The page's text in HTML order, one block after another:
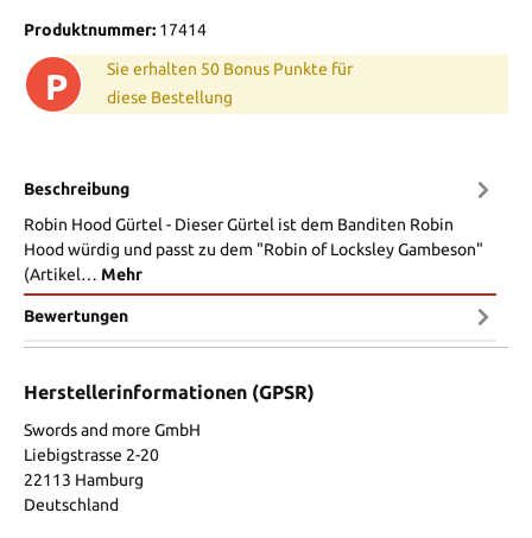
Produktnummer: 17414
P
Sie erhalten 50 Bonus Punkte für
diese Bestellung
Beschreibung
Robin Hood Gürtel - Dieser Gürtel ist dem Banditen Robin
Hood würdig und passt zu dem "Robin of Locksley Gambeson"
(Artikel… Mehr
Bewertungen
Herstellerinformationen (GPSR)
Swords and more GmbH
Liebigstrasse 2-20
22113 Hamburg
Deutschland